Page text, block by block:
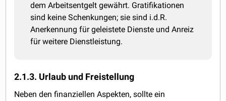
dem Arbeitsentgelt gewährt. Gratifikationen
sind keine Schenkungen; sie sind i.d.R.
Anerkennung für geleistete Dienste und Anreiz
für weitere Dienstleistung.
2.1.3. Urlaub und Freistellung
Neben den finanziellen Aspekten, sollte ein